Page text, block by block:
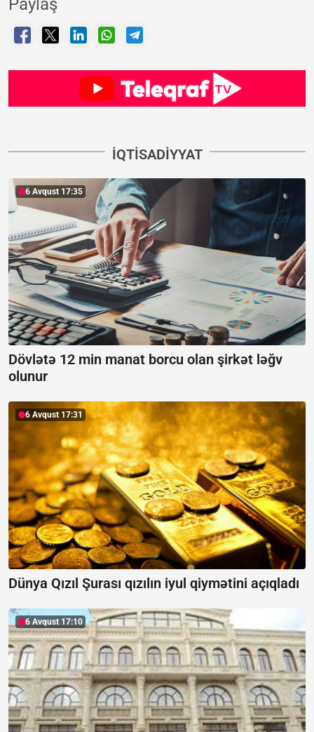
İQTISADIYYAT
6 Avqust 17:35
Dövlətə 12 min manat borcu olan şirkət ləğv
olunur
6 Avqust 17:31
Dünya Qızıl Şurası qızılın iyul qiymətini açıqladı
6 Avqust 17:10